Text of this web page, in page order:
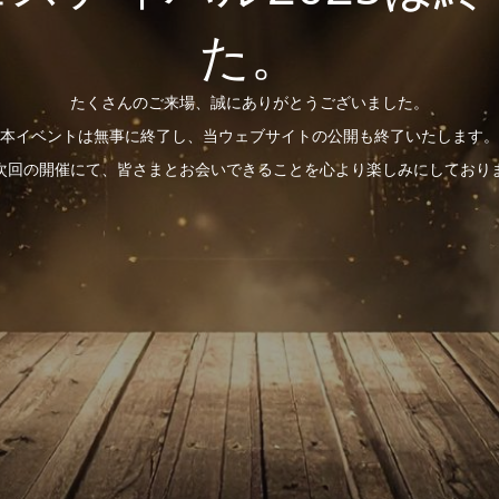
た。
たくさんのご来場、誠にありがとうございました。
本イベントは無事に終了し、当ウェブサイトの公開も終了いたします。
回の開催にて、皆さまとお会いできることを心より楽しみにしており